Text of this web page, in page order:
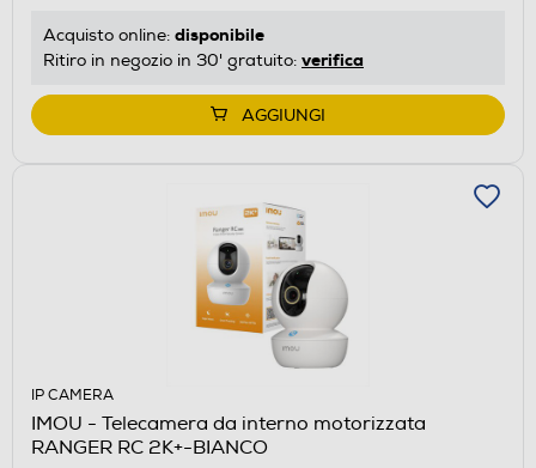
Acquisto online: disponibile
Ritiro in negozio in 30' gratuito: verifica
AGGIUNGI
IP CAMERA
IMOU - Telecamera da interno motorizzata
RANGER RC 2K+-BIANCO